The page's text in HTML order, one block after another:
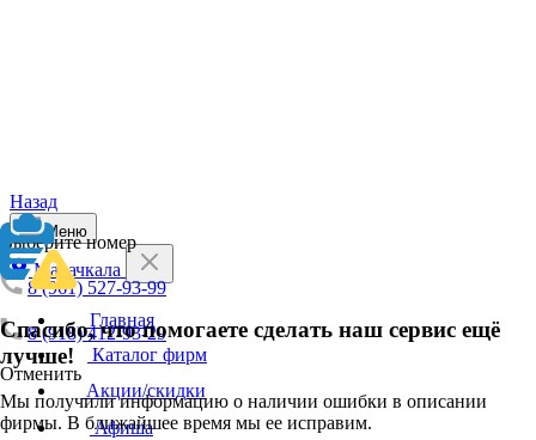
Назад
Выберите номер
8 (961) 527-93-99
8 (918) 412-93-29
Отменить
Спасибо, что помогаете сделать наш сервис ещё
лучше!
Мы получили информацию о наличии ошибки в описании
фирмы. В ближайшее время мы ее исправим.
Меню
Махачкала
Главная
Каталог фирм
Акции/скидки
Афиша